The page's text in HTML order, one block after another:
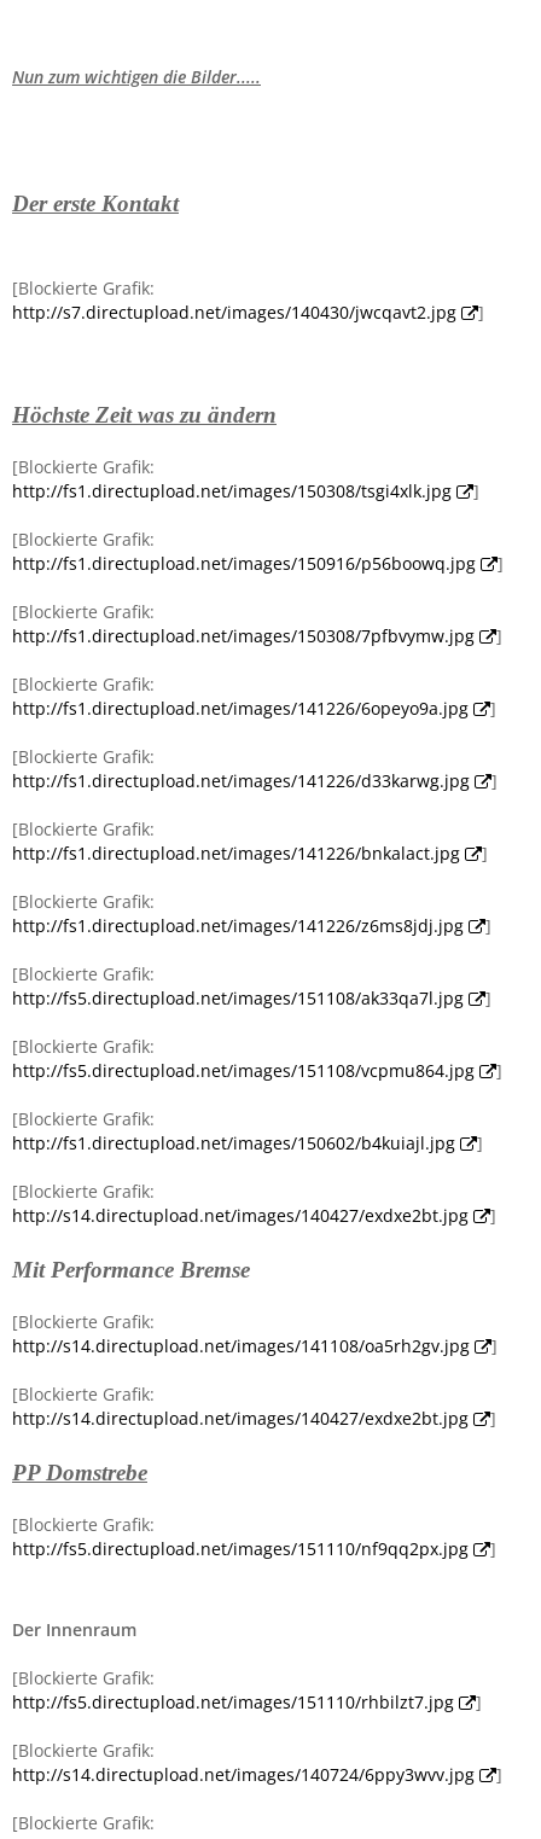
Nun zum wichtigen die Bilder.....
Der erste Kontakt
[Blockierte Grafik:
http://s7.directupload.net/images/140430/jwcqavt2.jpg
]
Höchste Zeit was zu ändern
[Blockierte Grafik:
http://fs1.directupload.net/images/150308/tsgi4xlk.jpg
]
[Blockierte Grafik:
http://fs1.directupload.net/images/150916/p56boowq.jpg
]
[Blockierte Grafik:
http://fs1.directupload.net/images/150308/7pfbvymw.jpg
]
[Blockierte Grafik:
http://fs1.directupload.net/images/141226/6opeyo9a.jpg
]
[Blockierte Grafik:
http://fs1.directupload.net/images/141226/d33karwg.jpg
]
[Blockierte Grafik:
http://fs1.directupload.net/images/141226/bnkalact.jpg
]
[Blockierte Grafik:
http://fs1.directupload.net/images/141226/z6ms8jdj.jpg
]
[Blockierte Grafik:
http://fs5.directupload.net/images/151108/ak33qa7l.jpg
]
[Blockierte Grafik:
http://fs5.directupload.net/images/151108/vcpmu864.jpg
]
[Blockierte Grafik:
http://fs1.directupload.net/images/150602/b4kuiajl.jpg
]
[Blockierte Grafik:
http://s14.directupload.net/images/140427/exdxe2bt.jpg
]
Mit Performance Bremse
[Blockierte Grafik:
http://s14.directupload.net/images/141108/oa5rh2gv.jpg
]
[Blockierte Grafik:
http://s14.directupload.net/images/140427/exdxe2bt.jpg
]
PP Domstrebe
[Blockierte Grafik:
http://fs5.directupload.net/images/151110/nf9qq2px.jpg
]
Der Innenraum
[Blockierte Grafik:
http://fs5.directupload.net/images/151110/rhbilzt7.jpg
]
[Blockierte Grafik:
http://s14.directupload.net/images/140724/6ppy3wvv.jpg
]
[Blockierte Grafik: